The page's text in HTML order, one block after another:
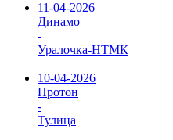
11-04-2026
Динамо
-
Уралочка-НТМК
10-04-2026
Протон
-
Тулица